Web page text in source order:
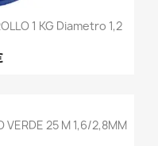
1 KG Diametro 1,2
VERDE 25 M 1,6/2,8MM